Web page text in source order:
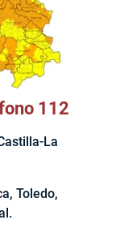
112
La
Toledo,